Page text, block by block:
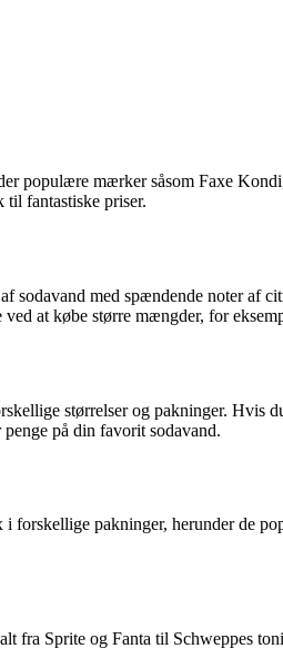
populære mærker såsom Faxe
fantastiske priser.
med spændende noter af
at købe større mængder, for
størrelser og pakninger. Hvis
på din favorit sodavand.
pakninger, herunder de
fra Sprite og Fanta til Schweppes